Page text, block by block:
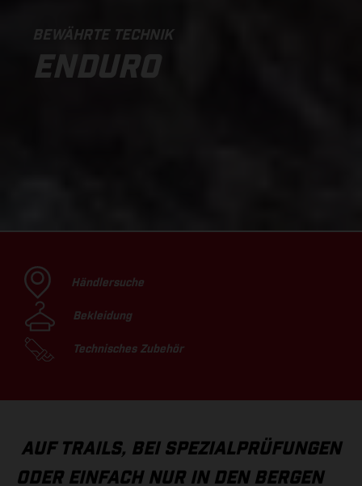
BEWÄHRTE TECHNIK
ENDURO
Händlersuche
Bekleidung
Technisches Zubehör
AUF TRAILS, BEI SPEZIALPRÜFUNGEN
ODER EINFACH NUR IN DEN BERGEN